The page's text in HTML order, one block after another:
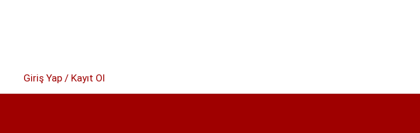
Giriş Yap / Kayıt Ol